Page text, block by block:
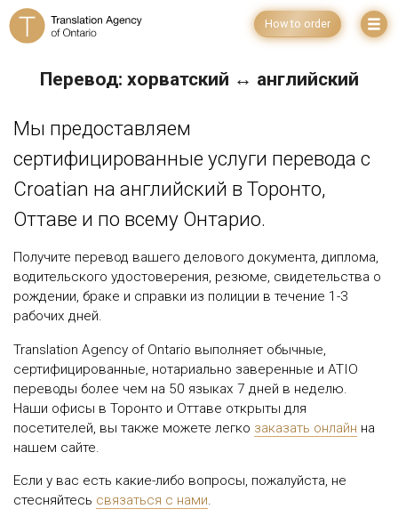
How to order
Перевод: хорватский ↔ английский
Мы предоставляем
сертифицированные услуги перевода с
Croatian на английский в Торонто,
Оттаве и по всему Онтарио.
Получите перевод вашего делового документа, диплома,
водительского удостоверения, резюме, свидетельства о
рождении, браке и справки из полиции в течение 1-3
рабочих дней.
Translation Agency of Ontario выполняет обычные,
сертифицированные, нотариально заверенные и ATIO
переводы более чем на 50 языках 7 дней в неделю.
Наши офисы в Торонто и Оттаве открыты для
посетителей, вы также можете легко заказать онлайн на
нашем сайте.
Если у вас есть какие-либо вопросы, пожалуйста, не
стесняйтесь связаться с нами.